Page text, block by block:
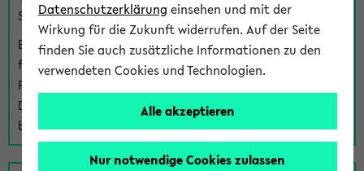
Support kann hier meist keine direkte Hilfe leisten.
Bei Veranstaltungen mit eKVV Teilnahmemanagement
finden Sie eine Auskunft über die Personen, die Ihre
Platzzuteilung im eKVV eingetragen haben, auf der
Detailseite zum Teilnahmemanagement der
betreffenden Veranstaltung.
Datenschutzerklärung einsehen und mit der
Wirkung für die Zukunft widerrufen. Auf der Seite
finden Sie auch zusätzliche Informationen zu den
verwendeten Cookies und Technologien.
Alle akzeptieren
Nur notwendige Cookies zulassen